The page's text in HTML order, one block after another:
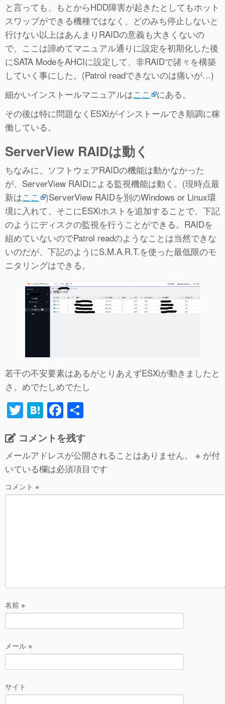
と言っても、もとからHDD障害が起きたとしてもホット
スワップができる機種ではなく、どのみち停止しないと
行けない以上はあんまりRAIDの意義も大きくないの
で、ここは諦めてマニュアル通りに設定を初期化した後
にSATA ModeをAHCIに設定して、非RAIDで諸々を構築
していく事にした。(Patrol readできないのは痛いが…)
細かいインストールマニュアルはここ
にある。
その後は特に問題なくESXiがインストールでき順調に稼
働している。
ServerView RAIDは動く
ちなみに、ソフトウェアRAIDの機能は動かなかった
が、ServerView RAIDによる監視機能は動く。(現時点最
新はここ
)ServerView RAIDを別のWindows or Linux環
境に入れて、そこにESXiホストを追加することで、下記
のようにディスクの監視を行うことができる。RAIDを
組めていないのでPatrol readのようなことは当然できな
いのだが、下記のようにS.M.A.R.T.を使った最低限のモ
ニタリングはできる。
若干の不安要素はあるがとりあえずESXiが動きましたと
さ。めでたしめでたし
T
wi
tt
er
H
at
e
n
a
F
a
c
e
b
o
コメントを残す
メールアドレスが公開されることはありません。 ※ が付
いている欄は必須項目です
コメント ※
名前 ※
メール ※
サイト